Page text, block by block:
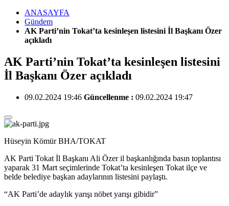
ANASAYFA
Gündem
AK Parti’nin Tokat’ta kesinleşen listesini İl Başkanı Özer
açıkladı
AK Parti’nin Tokat’ta kesinleşen listesini
İl Başkanı Özer açıkladı
09.02.2024 19:46 Güncellenme : 09.02.2024 19:47
Hüseyin Kömür BHA/TOKAT
AK Parti Tokat İl Başkanı Ali Özer il başkanlığında basın toplantısı
yaparak 31 Mart seçimlerinde Tokat’ta kesinleşen Tokat ilçe ve
belde belediye başkan adaylarının listesini paylaştı.
“AK Parti’de adaylık yarışı nöbet yarışı gibidir”